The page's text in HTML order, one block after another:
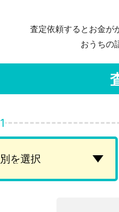
査定依頼するとお金が
おうちの
1